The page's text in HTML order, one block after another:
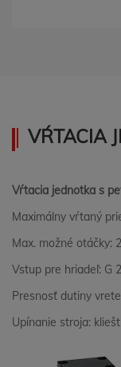
VŔTACIA
Vŕtacia jednotka s
Maximálny vŕtaný
Max. možné otáčky:
Vstup pre hriadeľ: G
Presnosť dutiny
Upínanie stroja: